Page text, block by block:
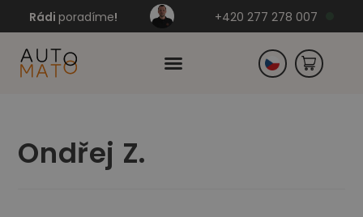
Rádi poradíme! +420 277 278 007
Ondřej Z.